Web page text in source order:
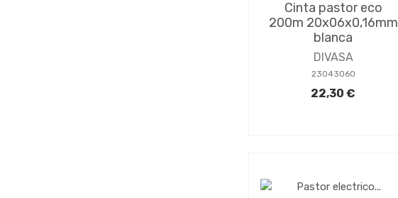
Cinta pastor eco
200m 20x06x0,16mm
blanca
DIVASA
23043060
22,30 €